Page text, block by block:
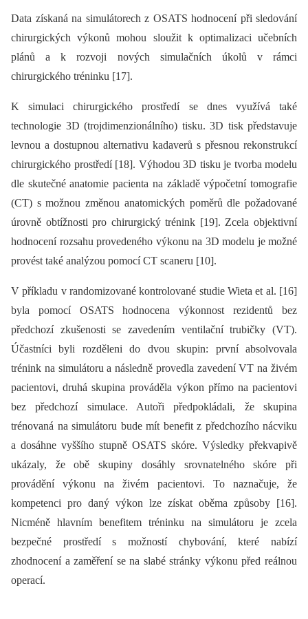
Data získaná na simulátorech z OSATS hodnocení při sledování
chirurgických výkonů mohou sloužit k optimalizaci učebních
plánů a k rozvoji nových simulačních úkolů v rámci
chirurgického tréninku [17].
K simulaci chirurgického prostředí se dnes využívá také
technologie 3D (trojdimenzionálního) tisku. 3D tisk představuje
levnou a dostupnou alternativu kadaverů s přesnou rekonstrukcí
chirurgického prostředí [18]. Výhodou 3D tisku je tvorba modelu
dle skutečné anatomie pacienta na základě výpočetní tomografie
(CT) s možnou změnou anatomických poměrů dle požadované
úrovně obtížnosti pro chirurgický trénink [19]. Zcela objektivní
hodnocení rozsahu provedeného výkonu na 3D modelu je možné
provést také analýzou pomocí CT scaneru [10].
V příkladu v randomizované kontrolované studie Wieta et al. [16]
byla pomocí OSATS hodnocena výkonnost rezidentů bez
předchozí zkušenosti se zavedením ventilační trubičky (VT).
Účastníci byli rozděleni do dvou skupin: první absolvovala
trénink na simulátoru a následně provedla zavedení VT na živém
pacientovi, druhá skupina prováděla výkon přímo na pacientovi
bez předchozí simulace. Autoři předpokládali, že skupina
trénovaná na simulátoru bude mít benefit z předchozího nácviku
a dosáhne vyššího stupně OSATS skóre. Výsledky překvapivě
ukázaly, že obě skupiny dosáhly srovnatelného skóre při
provádění výkonu na živém pacientovi. To naznačuje, že
kompetenci pro daný výkon lze získat oběma způsoby [16].
Nicméně hlavním benefitem tréninku na simulátoru je zcela
bezpečné prostředí s možností chybování, které nabízí
zhodnocení a zaměření se na slabé stránky výkonu před reálnou
operací.